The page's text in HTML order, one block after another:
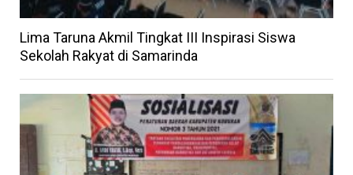
Lima Taruna Akmil Tingkat III Inspirasi Siswa
Sekolah Rakyat di Samarinda